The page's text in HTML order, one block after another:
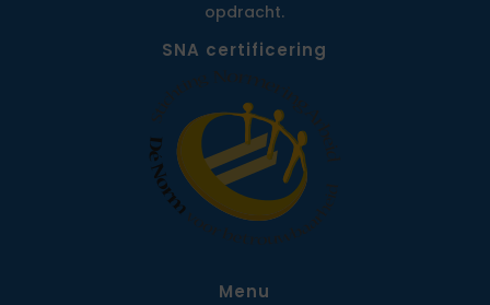
opdracht.
SNA certificering
Menu